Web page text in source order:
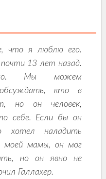
что я люблю его.
13 лет назад.
Мы можем
кто в
но он человек,
себе. Если бы он
хотел наладить
моей мамы, он мог
но он явно не
Галлахер.